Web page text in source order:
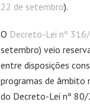
22 de setembro).
O Decreto-Lei nº
setembro) veio
entre disposições
programas de âmbito
do Decreto-Lei nº